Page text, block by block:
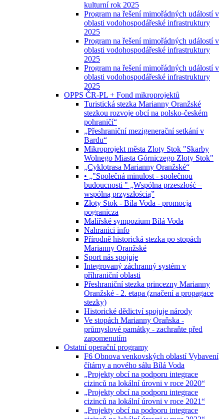
kulturní rok 2025
Program na řešení mimořádných událostí v
oblasti vodohospodářeské infrastruktury
2025
Program na řešení mimořádných událostí v
oblasti vodohospodářeské infrastruktury
2025
Program na řešení mimořádných událostí v
oblasti vodohospodářeské infrastruktury
2025
OPPS ČR-PL + Fond mikroprojektů
Turistická stezka Marianny Oranžské
stezkou rozvoje obcí na polsko-českém
pohraničí“
„Přeshraniční mezigenerační setkání v
Bardu“
Mikroprojekt města Zloty Stok "Skarby
Wolnego Miasta Górniczego Złoty Stok"
„Cyklotrasa Marianny Oranžské“
• „"Společná minulost - společnou
budoucnosti " „Wspólna przeszłość –
wspólną przyszłością”
Złoty Stok - Bila Voda - promocja
pogranicza
Malířské sympozium Bílá Voda
Nahranici info
Přírodně historická stezka po stopách
Marianny Oranžské
Sport nás spojuje
Integrovaný záchranný systém v
příhraniční oblasti
Přeshraniční stezka princezny Marianny
Oranžské - 2. etapa (značení a propagace
stezky)
Historické dědictví spojuje národy
Ve stopách Marianny Oraňska -
průmyslové památky - zachraňte před
zapomenutím
Ostatní operační programy
F6 Obnova venkovských oblastí Vybavení
čítárny a nového sálu Bílá Voda
„Projekty obcí na podporu integrace
cizinců na lokální úrovni v roce 2020“
„Projekty obcí na podporu integrace
cizinců na lokální úrovni v roce 2021“
„Projekty obcí na podporu integrace